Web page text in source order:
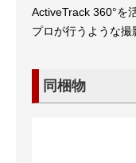
ActiveTrack 360°を
プロが行うような
同梱物